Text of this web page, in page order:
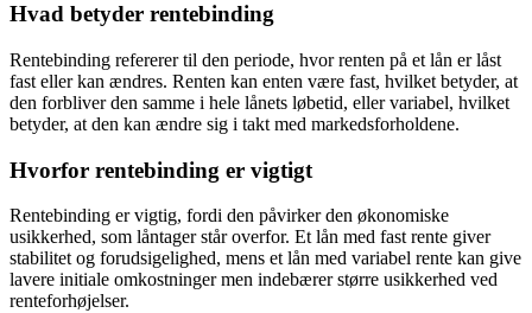
Hvad betyder rentebinding
Rentebinding refererer til den periode, hvor renten på et lån er låst
fast eller kan ændres. Renten kan enten være fast, hvilket betyder, at
den forbliver den samme i hele lånets løbetid, eller variabel, hvilket
betyder, at den kan ændre sig i takt med markedsforholdene.
Hvorfor rentebinding er vigtigt
Rentebinding er vigtig, fordi den påvirker den økonomiske
usikkerhed, som låntager står overfor. Et lån med fast rente giver
stabilitet og forudsigelighed, mens et lån med variabel rente kan give
lavere initiale omkostninger men indebærer større usikkerhed ved
renteforhøjelser.